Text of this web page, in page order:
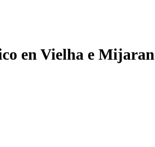
en Vielha e Mijaran